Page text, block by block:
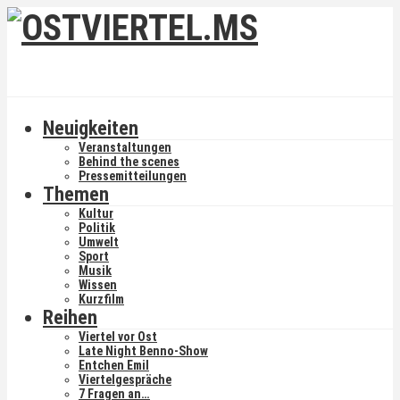
Neuigkeiten
Veranstaltungen
Behind the scenes
Pressemitteilungen
Themen
Kultur
Politik
Umwelt
Sport
Musik
Wissen
Kurzfilm
Reihen
Viertel vor Ost
Late Night Benno-Show
Entchen Emil
Viertelgespräche
7 Fragen an…